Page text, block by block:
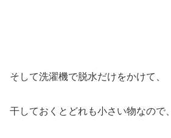
そして洗濯機で脱水だけをかけて、
干しておくとどれも小さい物なので、